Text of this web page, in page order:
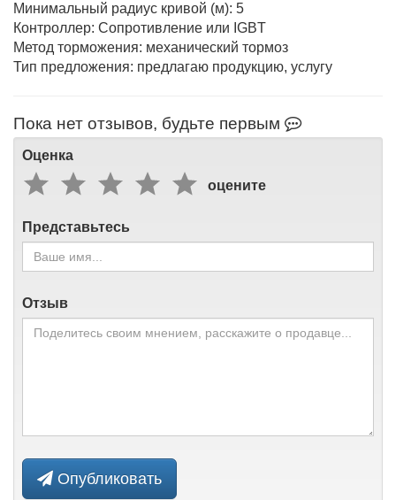
Минимальный радиус кривой (м): 5
Контроллер: Сопротивление или IGBT
Метод торможения: механический тормоз
Тип предложения: предлагаю продукцию, услугу
Пока нет отзывов, будьте первым
Оценка
оцените
Представьтесь
Отзыв
Опубликовать